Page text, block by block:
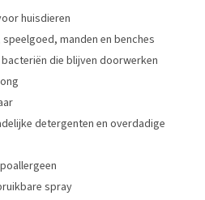
huisdieren
manden en benches
die blijven doorwerken
detergenten en overdadige
spray